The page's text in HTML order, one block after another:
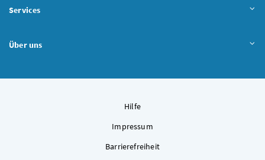
Services
Über uns
Hilfe
Impressum
Barrierefreiheit